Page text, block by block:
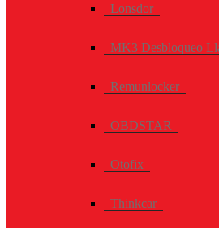
Lonsdor
MK3 Desbloqueo
Remunlocker
OBDSTAR
Otofix
Thinkcar